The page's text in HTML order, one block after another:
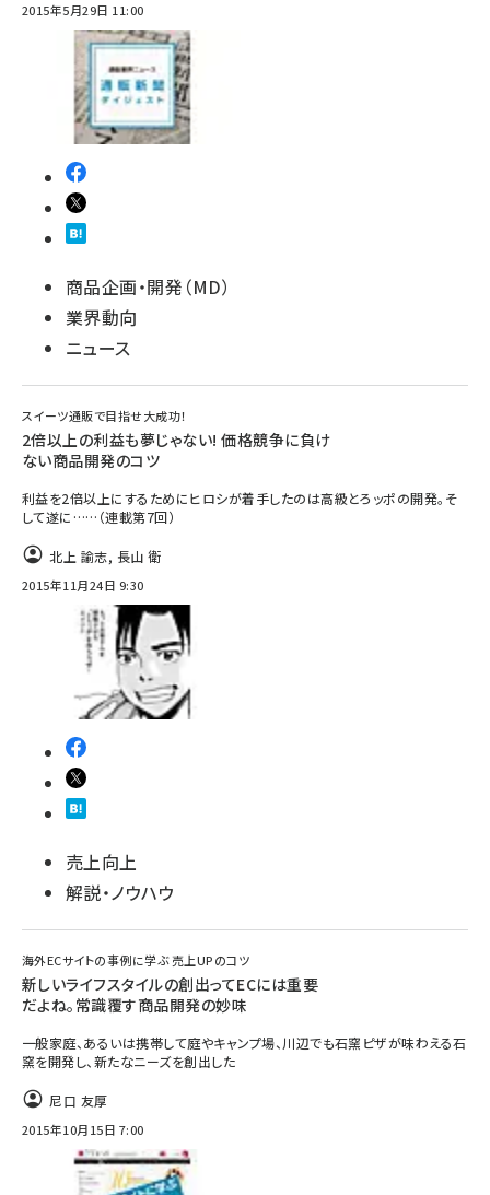
2015年5月29日 11:00
商品企画・開発（MD）
業界動向
ニュース
スイーツ通販で目指せ大成功！
2倍以上の利益も夢じゃない! 価格競争に負け
ない商品開発のコツ
利益を2倍以上にするためにヒロシが着手したのは高級とろッポの開発。そ
して遂に……（連載第7回）
北上 諭志, 長山 衛
2015年11月24日 9:30
売上向上
解説・ノウハウ
海外ECサイトの事例に学ぶ 売上UPのコツ
新しいライフスタイルの創出ってECには重要
だよね。常識覆す商品開発の妙味
一般家庭、あるいは携帯して庭やキャンプ場、川辺でも石窯ピザが味わえる石
窯を開発し、新たなニーズを創出した
尼口 友厚
2015年10月15日 7:00